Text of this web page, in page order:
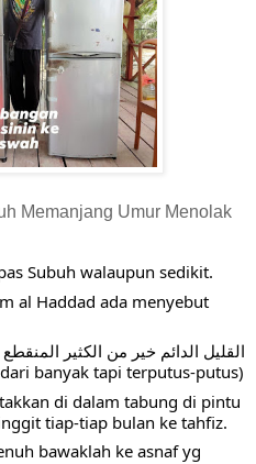
Memanjang Umur Menolak
Subuh walaupun sedikit.
al Haddad ada menyebut
القليل الدائم خير من الكثير المنقطع
banyak tapi terputus-putus)
di dalam tabung di pintu
tiap-tiap bulan ke tahfiz.
bawaklah ke asnaf yg